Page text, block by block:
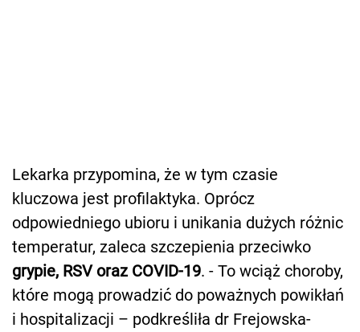
Lekarka przypomina, że w tym czasie
kluczowa jest profilaktyka. Oprócz
odpowiedniego ubioru i unikania dużych różnic
temperatur, zaleca szczepienia przeciwko
grypie, RSV oraz COVID-19. - To wciąż choroby,
które mogą prowadzić do poważnych powikłań
i hospitalizacji – podkreśliła dr Frejowska-